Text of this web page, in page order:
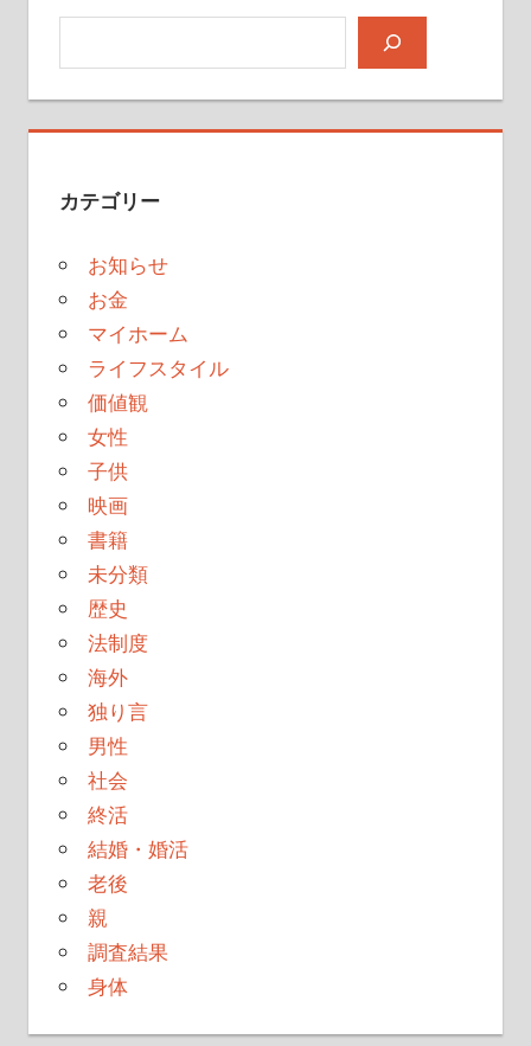
カテゴリー
お知らせ
お金
マイホーム
ライフスタイル
価値観
女性
子供
映画
書籍
未分類
歴史
法制度
海外
独り言
男性
社会
終活
結婚・婚活
老後
親
調査結果
身体